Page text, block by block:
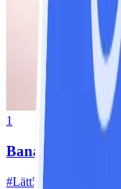
1
Bananpannkakor
#Lätt5 MIN